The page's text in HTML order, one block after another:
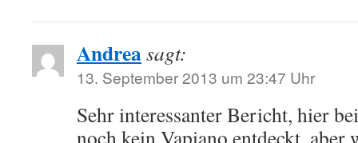
Andreasagt:
13. September 2013 um 23:47 Uhr
Sehr interessanter Bericht, hier
noch kein Vapiano entdeckt, aber